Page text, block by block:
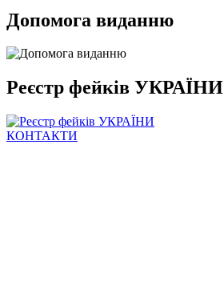
Допомога виданню
Реєстр фейків УКРАЇНИ
КОНТАКТИ